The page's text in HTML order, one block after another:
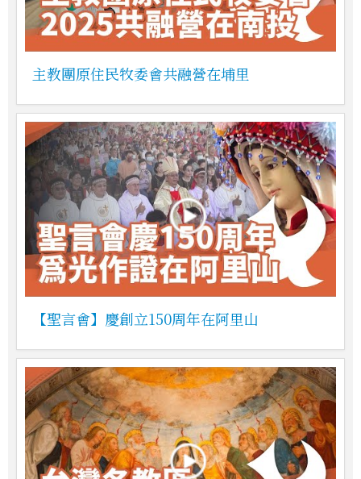
主教團原住民牧委會共融營在埔里
【聖言會】慶創立150周年在阿里山